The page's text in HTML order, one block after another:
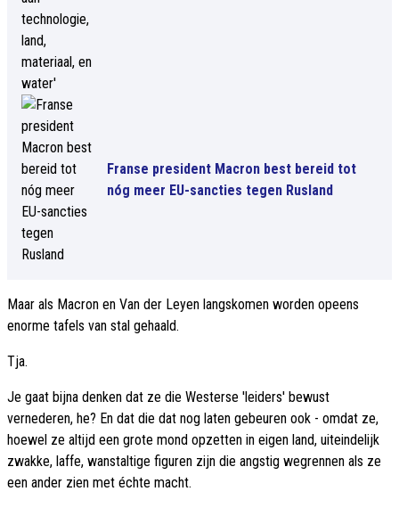
Franse president Macron best bereid tot
nóg meer EU-sancties tegen Rusland
Maar als Macron en Van der Leyen langskomen worden opeens
enorme tafels van stal gehaald.
Tja.
Je gaat bijna denken dat ze die Westerse 'leiders' bewust
vernederen, he? En dat die dat nog laten gebeuren ook - omdat ze,
hoewel ze altijd een grote mond opzetten in eigen land, uiteindelijk
zwakke, laffe, wanstaltige figuren zijn die angstig wegrennen als ze
een ander zien met échte macht.